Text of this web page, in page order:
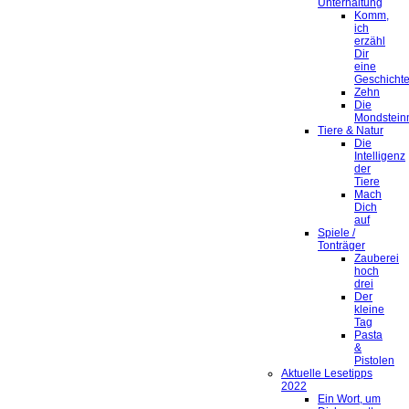
Unterhaltung
Komm,
ich
erzähl
Dir
eine
Geschichte
Zehn
Die
Tiere & Natur
Die
Intelligenz
der
Tiere
Mach
Dich
auf
Spiele /
Tonträger
Zauberei
hoch
drei
Der
kleine
Tag
Pasta
&
Pistolen
Aktuelle Lesetipps
2022
Ein Wort, um